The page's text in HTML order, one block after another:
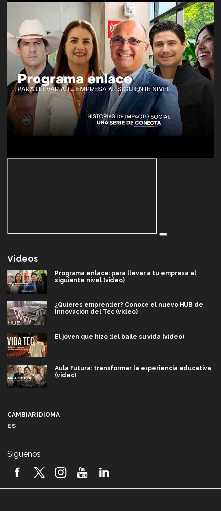
Videos
Programa enlace: para llevar a tu empresa al
siguiente nivel (video)
¿Quieres emprender? Conoce el nuevo HUB de
Innovación del Tec (video)
El joven que hizo del baile su vida (video)
Aula Futura: transformar la experiencia educativa
(video)
2026! (video)
CAMBIAR IDIOMA
ES
Síguenos